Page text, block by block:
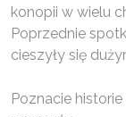
konopii w wielu
Poprzednie
cieszyły się
Poznacie